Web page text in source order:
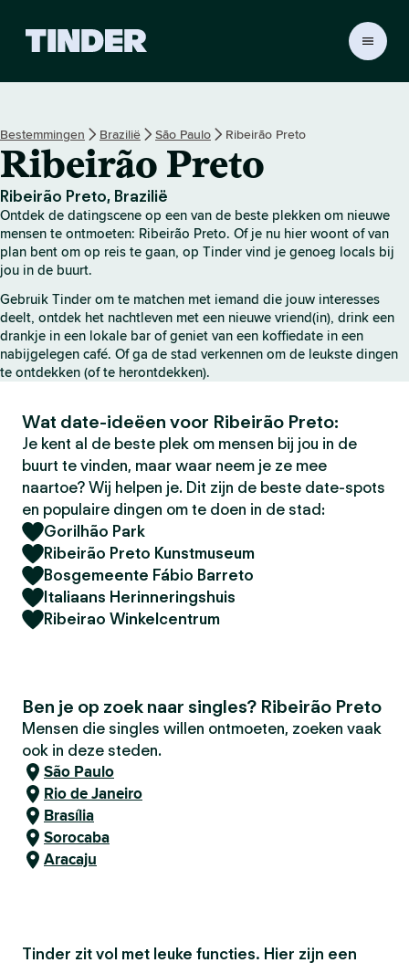
r
o
m
e
p
a
n
a
Bestemmingen Brazilië São Paulo Ribeirão Preto
Ribeirão Preto
Ribeirão Preto, Brazilië
Ontdek de datingscene op een van de beste plekken om nieuwe
mensen te ontmoeten: Ribeirão Preto. Of je nu hier woont of van
plan bent om op reis te gaan, op Tinder vind je genoeg locals bij
jou in de buurt.
Gebruik Tinder om te matchen met iemand die jouw interesses
deelt, ontdek het nachtleven met een nieuwe vriend(in), drink een
drankje in een lokale bar of geniet van een koffiedate in een
nabijgelegen café. Of ga de stad verkennen om de leukste dingen
te ontdekken (of te herontdekken).
Wat date-ideëen voor Ribeirão Preto:
Je kent al de beste plek om mensen bij jou in de
buurt te vinden, maar waar neem je ze mee
naartoe? Wij helpen je. Dit zijn de beste date-spots
en populaire dingen om te doen in de stad:
Gorilhão Park
Ribeirão Preto Kunstmuseum
Bosgemeente Fábio Barreto
Italiaans Herinneringshuis
Ribeirao Winkelcentrum
Ben je op zoek naar singles? Ribeirão Preto
Mensen die singles willen ontmoeten, zoeken vaak
ook in deze steden.
São Paulo
Rio de Janeiro
Brasília
Sorocaba
Aracaju
Tinder zit vol met leuke functies. Hier zijn een